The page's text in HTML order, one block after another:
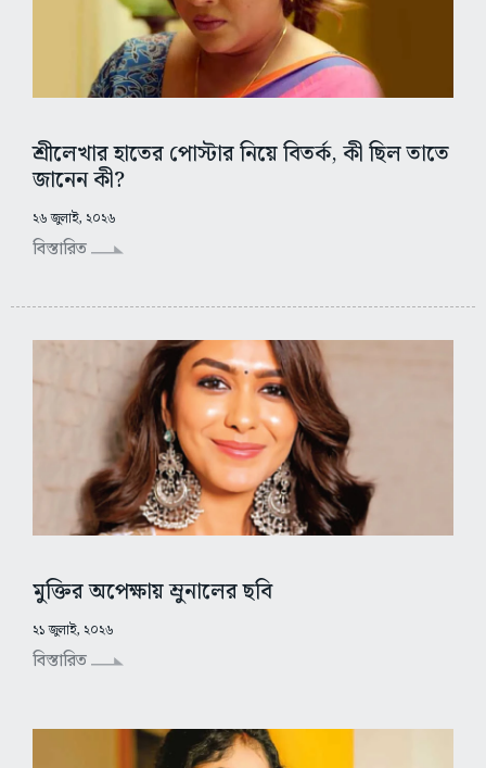
শ্রীলেখার হাতের পোস্টার নিয়ে বিতর্ক, কী ছিল তাতে
জানেন কী?
২৬ জুলাই, ২০২৬
বিস্তারিত
মুক্তির অপেক্ষায় ম্রুনালের ছবি
২১ জুলাই, ২০২৬
বিস্তারিত